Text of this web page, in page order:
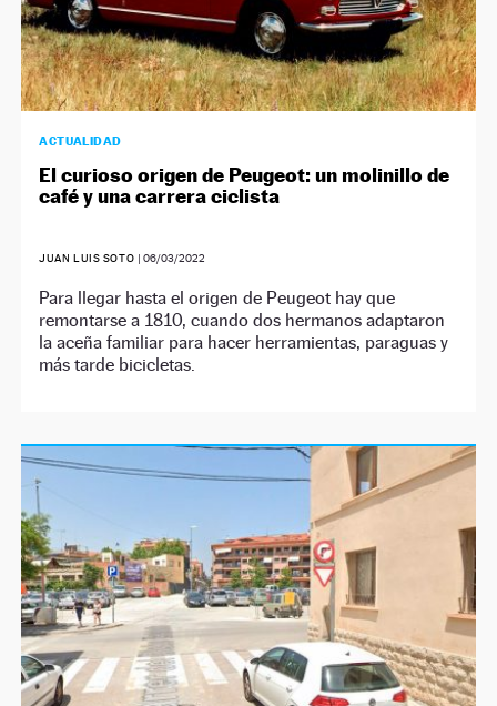
ACTUALIDAD
El curioso origen de Peugeot: un molinillo de
café y una carrera ciclista
JUAN LUIS SOTO | 06/03/2022
Para llegar hasta el origen de Peugeot hay que
remontarse a 1810, cuando dos hermanos adaptaron
la aceña familiar para hacer herramientas, paraguas y
más tarde bicicletas.